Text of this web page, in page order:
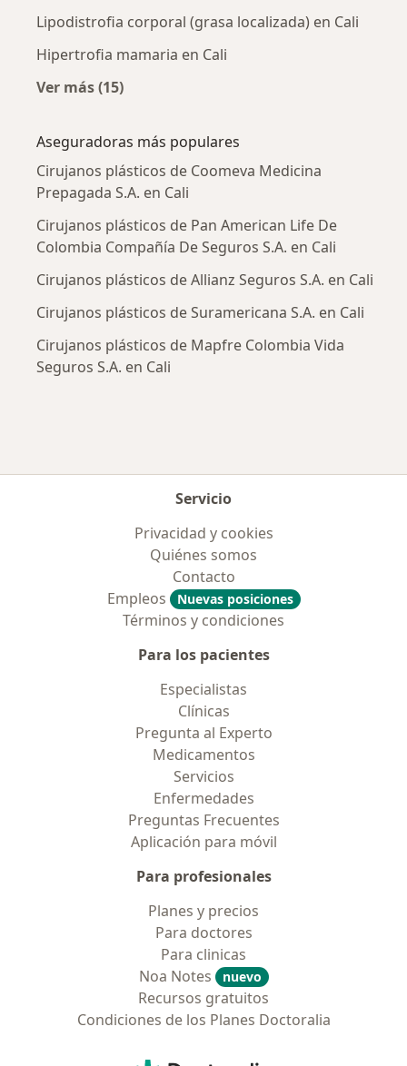
Lipodistrofia corporal (grasa localizada) en Cali
Hipertrofia mamaria en Cali
Ver más (15)
Aseguradoras más populares
Cirujanos plásticos de Coomeva Medicina
Prepagada S.A. en Cali
Cirujanos plásticos de Pan American Life De
Colombia Compañía De Seguros S.A. en Cali
Cirujanos plásticos de Allianz Seguros S.A. en Cali
Cirujanos plásticos de Suramericana S.A. en Cali
Cirujanos plásticos de Mapfre Colombia Vida
Seguros S.A. en Cali
Servicio
Privacidad y cookies
Quiénes somos
Contacto
Empleos
Nuevas posiciones
Términos y condiciones
Para los pacientes
Especialistas
Clínicas
Pregunta al Experto
Medicamentos
Servicios
Enfermedades
Preguntas Frecuentes
Aplicación para móvil
Para profesionales
Planes y precios
Para doctores
Para clinicas
Noa Notes
nuevo
Recursos gratuitos
Condiciones de los Planes Doctoralia